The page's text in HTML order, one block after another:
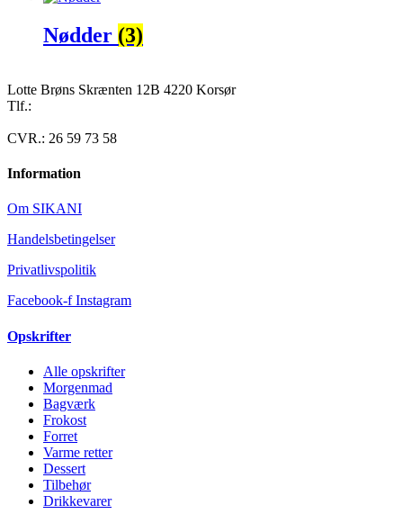
Nødder (3)
Lotte Brøns Skrænten 12B 4220 Korsør
Tlf.:
CVR.: 26 59 73 58
Information
Om SIKANI
Handelsbetingelser
Privatlivspolitik
Facebook-f Instagram
Opskrifter
Alle opskrifter
Morgenmad
Bagværk
Frokost
Forret
Varme retter
Dessert
Tilbehør
Drikkevarer